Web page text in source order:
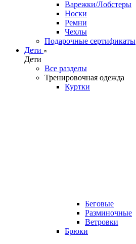
Варежки/Лобстеры
Носки
Ремни
Чехлы
Подарочные сертификаты
Дети
Дети
Все разделы
Тренировочная одежда
Куртки
Беговые
Разминочные
Ветровки
Брюки